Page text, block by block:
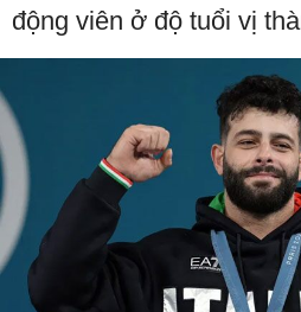
động viên ở độ tuổi vị